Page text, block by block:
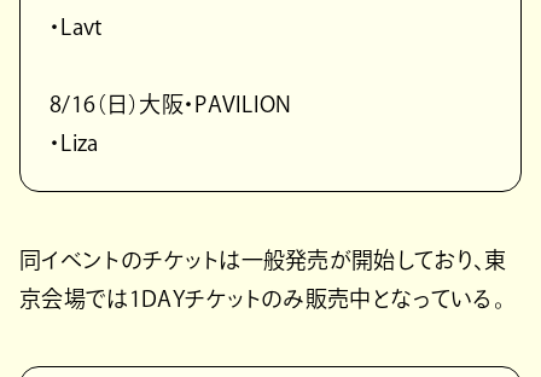
・Lavt
8/16（日）大阪・PAVILION
・Liza
同イベントのチケットは一般発売が開始しており、東
京会場では1DAYチケットのみ販売中となっている。